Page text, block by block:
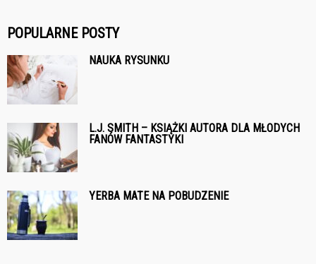
POPULARNE POSTY
NAUKA RYSUNKU
L.J. SMITH – KSIĄŻKI AUTORA DLA MŁODYCH
FANÓW FANTASTYKI
YERBA MATE NA POBUDZENIE